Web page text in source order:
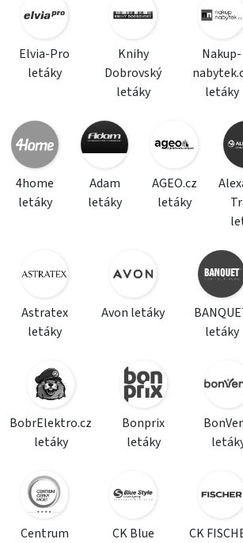
Elvia-Pro
letáky
Knihy
Dobrovský
letáky
Nakup-
letáky
4home
letáky
Adam
letáky
AGEO.cz
letáky
Astratex
letáky
Avon letáky
letáky
BobrElektro.cz
letáky
Bonprix
letáky
Centrum
CK Blue
CK